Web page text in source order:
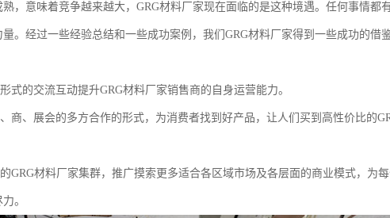
，意味着竞争越来越大，GRG材料厂家现在面临的是这种境遇。任何事情都
。经过一些经验总结和一些成功案例，我们GRG材料厂家得到一些成功的借鉴
的交流互动提升GRG材料厂家销售商的自身运营能力。
、展会的多方合作的形式，为消费者找到好产品，让人们买到高性价比的
材料厂家集群，推广摸索更多适合各区域市场及各层面的商业模式，为
。